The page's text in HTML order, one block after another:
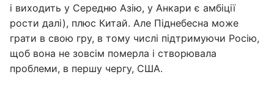
і виходить у Середню Азію, у Анкари є амбіції
рости далі), плюс Китай. Але Піднебесна може
грати в свою гру, в тому числі підтримуючи Росію,
щоб вона не зовсім померла і створювала
проблеми, в першу чергу, США.